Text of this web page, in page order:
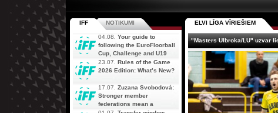
ELVI LĪGA VĪRIEŠIEM
"Masters Ulbroka/LU" uzvar
IFF NOTIKUMI
04.08. Your guide to
following the EuroFloorball
Cup, Challenge and U19
AOFC Qualifiers
simultaneously
23.07. Rules of the Game
2026 Edition: What’s New?
17.07. Zuzana Svobodová:
Stronger member
federations mean a